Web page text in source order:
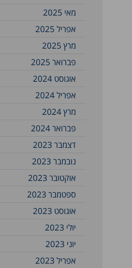
מאי 2025
אפריל 2025
מרץ 2025
פברואר 2025
אוגוסט 2024
אפריל 2024
מרץ 2024
פברואר 2024
דצמבר 2023
נובמבר 2023
אוקטובר 2023
ספטמבר 2023
אוגוסט 2023
יולי 2023
יוני 2023
אפריל 2023